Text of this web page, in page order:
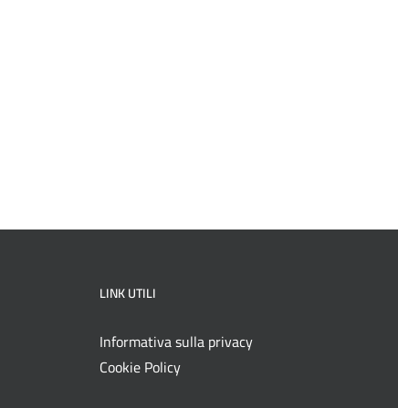
LINK UTILI
Informativa sulla privacy
Cookie Policy